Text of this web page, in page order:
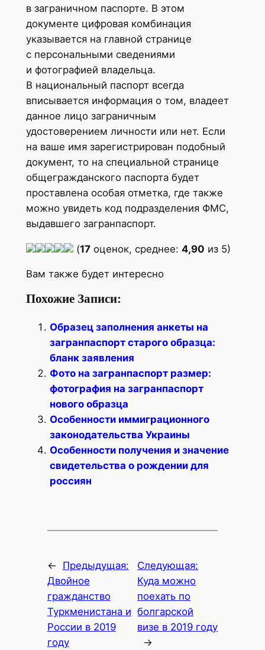
в заграничном паспорте. В этом
документе цифровая комбинация
указывается на главной странице
с персональными сведениями
и фотографией владельца.
В национальный паспорт всегда
вписывается информация о том, владеет
данное лицо заграничным
удостоверением личности или нет. Если
на ваше имя зарегистрирован подобный
документ, то на специальной странице
общегражданского паспорта будет
проставлена особая отметка, где также
можно увидеть код подразделения ФМС,
выдавшего загранпаспорт.
(17оценок, среднее: 4,90 из 5)
Вам также будет интересно
Похожие Записи:
Образец заполнения анкеты на
загранпаспорт старого образца:
бланк заявления
Фото на загранпаспорт размер:
фотография на загранпаспорт
нового образца
Особенности иммиграционного
законодательства Украины
Особенности получения и значение
свидетельства о рождении для
россиян
←
Предыдущая:
Двойное
гражданство
Туркменистана и
России в 2019
году
Следующая:
Куда можно
поехать по
болгарской
визе в 2019 году
→